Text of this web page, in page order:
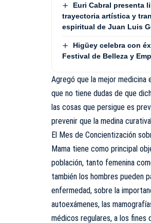
Euri Cabral presenta
trayectoria artística y
espiritual de Juan Luis
Higüey celebra con
Festival de Belleza y
Agregó que la mejor medicina
que no tiene dudas de que
las cosas que persigue es
prevenir que la medina
El Mes de Concientización
Mama tiene como principal
población, tanto femenina
también los hombres pueden
enfermedad, sobre la
autoexámenes, las
médicos regulares, a los